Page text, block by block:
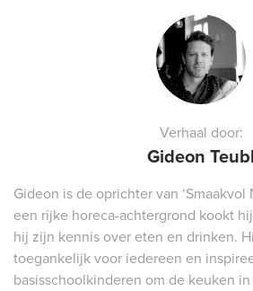
Verhaal door:
Gideon Teubl
Gideon is de oprichter van ‘Smaakvol
een rijke horeca-achtergrond kookt
hij zijn kennis over eten en drinken.
toegankelijk voor iedereen en
basisschoolkinderen om de keuken